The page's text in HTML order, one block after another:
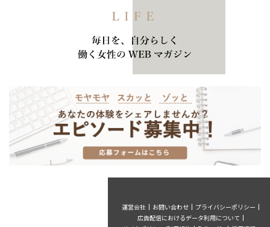
運営会社 お問い合わせ
プライバシーポリシー
広告配信におけるデータ利用について